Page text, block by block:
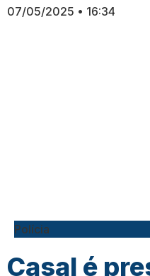
07/05/2025 16:34
Polícia
Casal é